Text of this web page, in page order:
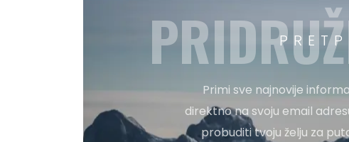
Primi sve najnovije
direktno na svoju email
probuditi tvoju želju za